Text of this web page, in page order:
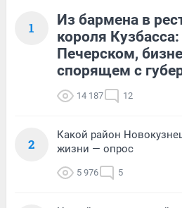
1
Из бармена в
короля
Печерском,
спорящем с
14 187 12
2
Какой район
жизни — опрос
5 976 5